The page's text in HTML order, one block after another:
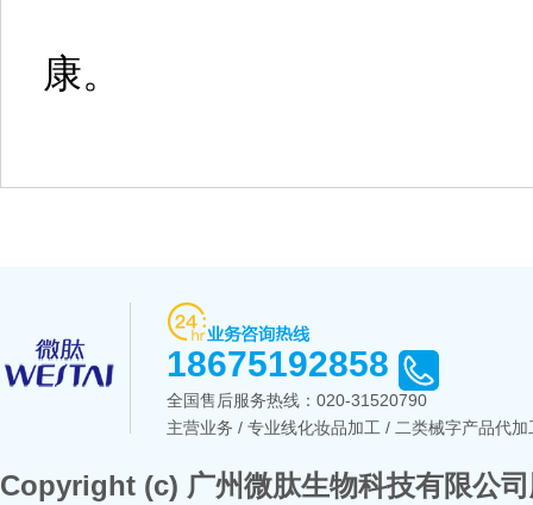
康。
18675192858
全国售后服务热线： 020-31520790
主营业务 / 专业线化妆品加工 / 二类械字产品代
Copyright (c) 广州微肽生物科技有限公